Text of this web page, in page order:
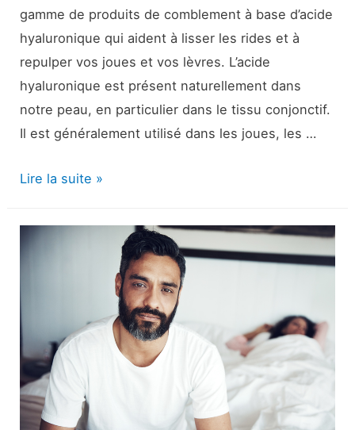
gamme de produits de comblement à base d’acide
hyaluronique qui aident à lisser les rides et à
repulper vos joues et vos lèvres. L’acide
hyaluronique est présent naturellement dans
notre peau, en particulier dans le tissu conjonctif.
Il est généralement utilisé dans les joues, les …
Restylane
Sous
les
lèvres,
le
coût,
Lire la suite »